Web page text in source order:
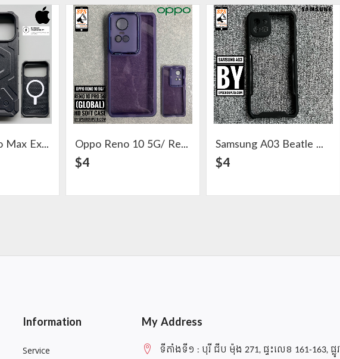
IPhone 17 Pro Max Explorist Series Premium Case Oppo Reno 10 5G/ Reno 10 Pro 5G (Global) HD Soft Case
$4
View Detail Samsung A03 Beatle HD Clear Case
$4
View Detail
Information
Service
My Address
ទីតាំងទី១ : បុរី ជីប ម៉ុង 271, ផ្ទះលេខ 161-163, ផ្លូវ